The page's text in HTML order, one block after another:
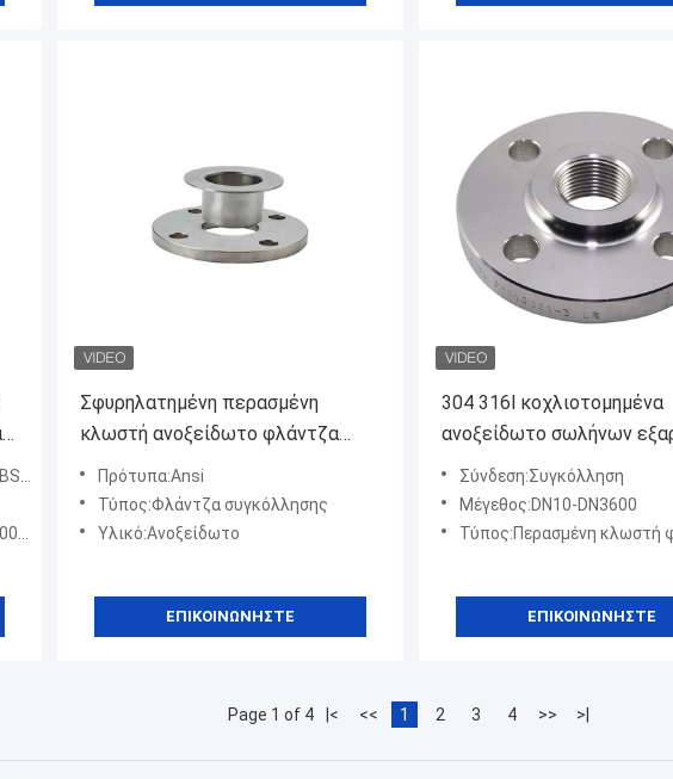
Σφυρηλατημένη περασμένη
κλωστή ανοξείδωτο φλάντζα
A105 ASME B16.5 σωλήνων
κραμάτων άνθρακα ΓΦ RF
υποδοχή
Πρότυπα:Ansi
Τύπος:Φλάντζα συγκόλλησης
Υλικό:Ανοξείδωτο
ΕΠΙΚΟΙΝΩΝΉΣΤΕ
304 316l κοχλιοτομημένα
ανοξείδωτο σωλήνων
CL 600 ΓΦ φλαντζών
σφυρηλατημένα Astm
Σύνδεση:Συγκόλληση
Μέγεθος:DN10-DN3600
Τύπος:Περασμένη κλωστή
ΕΠΙΚΟΙΝΩΝΉΣΤΕ
Page 1 of 4 |< << 1 2 3 4 >> >|